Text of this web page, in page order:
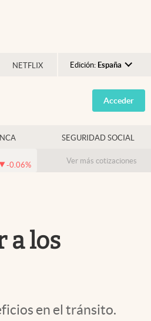
NETFLIX Edición: España
Argentina
España
USA
Colombia
Acceder
SEGURIDAD SOCIAL
-0.06% Ver más cotizaciones
a los
en el tránsito.